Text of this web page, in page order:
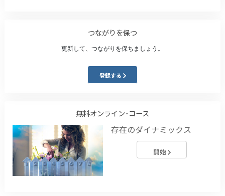
つながりを保つ
更新して、つながりを保ちましょう。
登録する
無料オンライン･コース
存在のダイナミックス
開始